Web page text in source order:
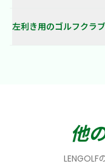
左利き用のゴルフクラ
他
LENGOLF